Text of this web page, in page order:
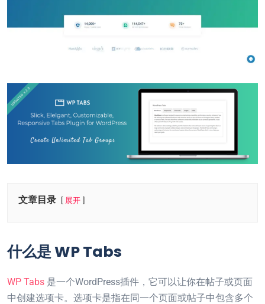
文章目录 展开
什么是 WP Tabs
WP Tabs 是一个WordPress插件，它可以让你在帖子或页面
中创建选项卡。选项卡是指在同一个页面或帖子中包含多个